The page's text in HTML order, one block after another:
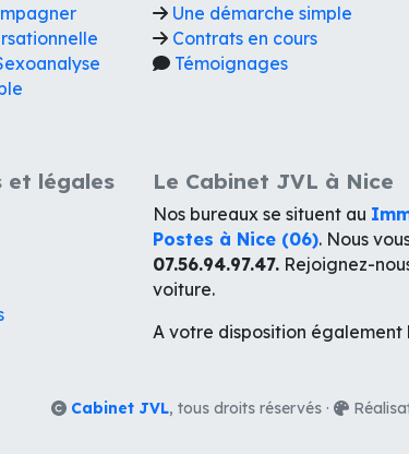
Une démarche simple
Contrats en cours
Témoignages
et légales Le Cabinet JVL à Nice
Nos bureaux se situent au
Postes à Nice (06). Nous
07.56.94.97.47. Rejoignez-
voiture.
A votre disposition également
Cabinet JVL, tous droits réservés ·